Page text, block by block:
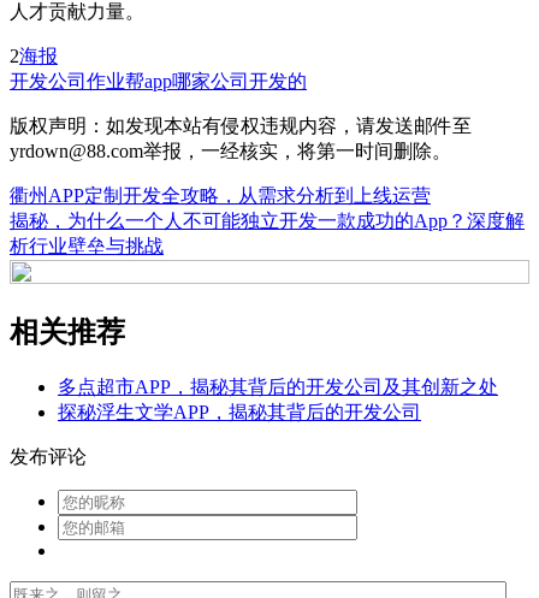
人才贡献力量。
2海报
开发公司 作业帮app哪家公司开发的
版权声明：如发现本站有侵权违规内容，请发送邮件至
yrdown@88.com举报，一经核实，将第一时间删除。
衢州APP定制开发全攻略，从需求分析到上线运营
揭秘，为什么一个人不可能独立开发一款成功的App？深度解
析行业壁垒与挑战
相关推荐
多点超市APP，揭秘其背后的开发公司及其创新之处
探秘浮生文学APP，揭秘其背后的开发公司
发布评论